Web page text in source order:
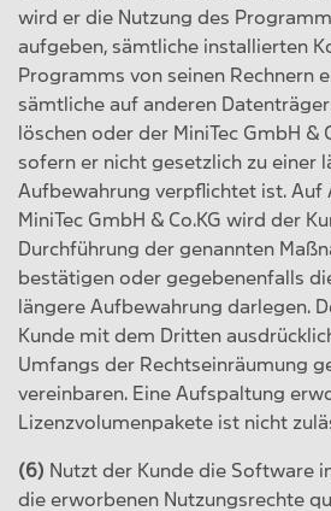
wird er die Nutzung des
aufgeben, sämtliche installierten
Programms von seinen Rechnern
sämtliche auf anderen
löschen oder der MiniTec GmbH &
sofern er nicht gesetzlich zu einer
Aufbewahrung verpflichtet ist. Auf
MiniTec GmbH & Co.KG wird der
Durchführung der genannten
bestätigen oder gegebenenfalls
längere Aufbewahrung darlegen.
Kunde mit dem Dritten
Umfangs der Rechtseinräumung
vereinbaren. Eine Aufspaltung
Lizenzvolumenpakete ist nicht
(6) Nutzt der Kunde die Software
die erworbenen Nutzungsrechte